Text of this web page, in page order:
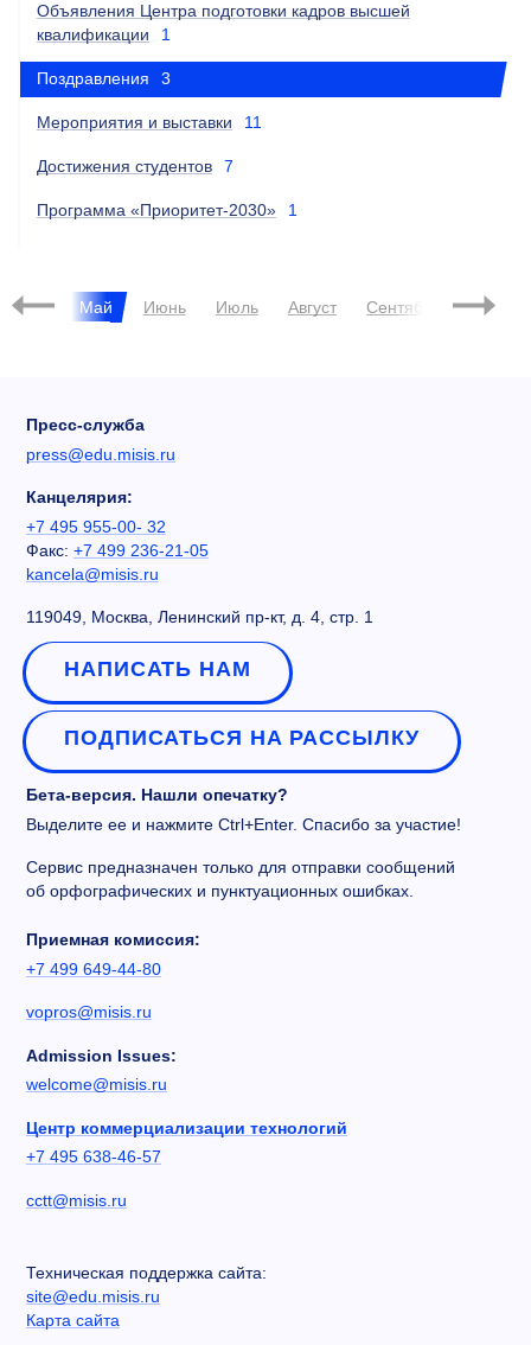
Объявления Центра подготовки кадров высшей
квалификации
1
Поздравления 3
Мероприятия и выставки 11
Достижения студентов 7
Программа «Приоритет-2030» 1
Май Июнь Июль Август Сентябрь
Пресс-служба
press@edu.misis.ru
Канцелярия:
+7 495 955-00- 32
Факс: +7 499 236-21-05
kancela@misis.ru
119049, Москва, Ленинский пр-кт, д. 4, стр. 1
НАПИСАТЬ НАМ
ПОДПИСАТЬСЯ НА РАССЫЛКУ
Бета-версия. Нашли опечатку?
Выделите ее и нажмите Ctrl+Enter. Спасибо за участие!
Сервис предназначен только для отправки сообщений
об орфографических и пунктуационных ошибках.
Приемная комиссия:
+7 499 649-44-80
vopros@misis.ru
Admission Issues:
welcome@misis.ru
Центр коммерциализации технологий
+7 495 638-46-57
cctt@misis.ru
Техническая поддержка сайта:
site@edu.misis.ru
Карта сайта